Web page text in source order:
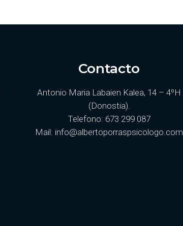
Contacto
Antonio Maria Labaien Kalea, 14 – 4ºH
(Donostia).
Telefono: 673 299 087
Mail: info@albertoporraspsicologo.com